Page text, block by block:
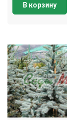
В корзину